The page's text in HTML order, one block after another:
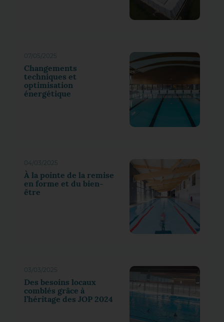
07/05/2025
Changements
techniques et
optimisation
énergétique
04/03/2025
À la pointe de la remise
en forme et du bien-
être
03/03/2025
Des besoins locaux
comblés grâce à
l’héritage des JOP 2024